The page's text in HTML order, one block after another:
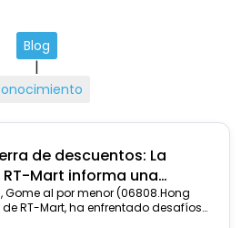
Blog
|
de descuentos: La
Mart informa una
en medio año, con casi
pagan
Gome al por menor (06808.Hong
RT-Mart, ha enfrentado desafíos